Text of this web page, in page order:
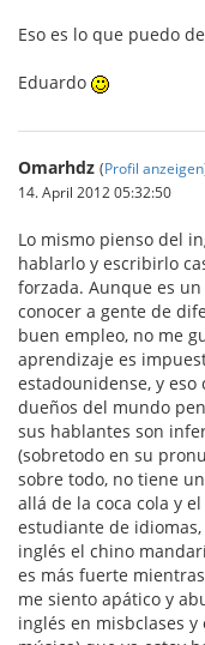
Eso es lo que puedo
Eduardo
Omarhdz (Profil anzeigen
14. April 2012 05:32:50
Lo mismo pienso del
hablarlo y escribirlo
forzada. Aunque es
conocer a gente de
buen empleo, no me
aprendizaje es
estadounidense, y
dueños del mundo
sus hablantes son
(sobretodo en su
sobre todo, no tiene
allá de la coca cola y
estudiante de
inglés el chino
es más fuerte
me siento apático y
inglés en misbclases